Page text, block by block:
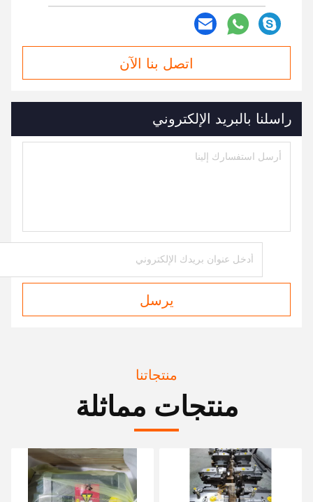
اتصل بنا الآن
راسلنا بالبريد الإلكتروني
يرسل
منتجاتنا
منتجات مماثلة